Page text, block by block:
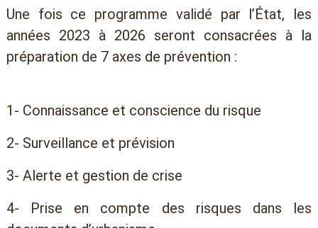
Une fois ce programme validé par l’État, les
années 2023 à 2026 seront consacrées à la
préparation de 7 axes de prévention :
1- Connaissance et conscience du risque
2- Surveillance et prévision
3- Alerte et gestion de crise
4- Prise en compte des risques dans les